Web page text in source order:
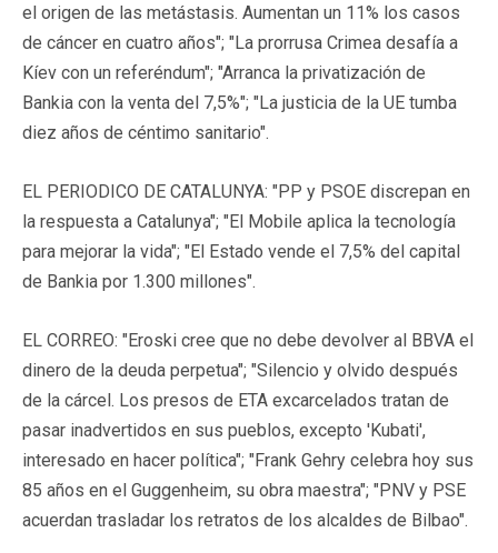
el origen de las metástasis. Aumentan un 11% los casos
de cáncer en cuatro años"; "La prorrusa Crimea desafía a
Kíev con un referéndum"; "Arranca la privatización de
Bankia con la venta del 7,5%"; "La justicia de la UE tumba
diez años de céntimo sanitario".
EL PERIODICO DE CATALUNYA: "PP y PSOE discrepan en
la respuesta a Catalunya"; "El Mobile aplica la tecnología
para mejorar la vida"; "El Estado vende el 7,5% del capital
de Bankia por 1.300 millones".
EL CORREO: "Eroski cree que no debe devolver al BBVA el
dinero de la deuda perpetua"; "Silencio y olvido después
de la cárcel. Los presos de ETA excarcelados tratan de
pasar inadvertidos en sus pueblos, excepto 'Kubati',
interesado en hacer política"; "Frank Gehry celebra hoy sus
85 años en el Guggenheim, su obra maestra"; "PNV y PSE
acuerdan trasladar los retratos de los alcaldes de Bilbao".